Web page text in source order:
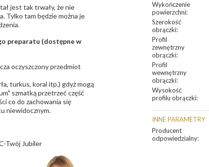
Wykończenie
powierzchni:
Szerokość
obrączki:
Profil
zewnętrzny
obrączki:
Profil
wewnętrzny
obrączki:
Wysokość
profilu obrączki:
INNE PARAMETRY
Producent
odpowiedzialny:
jest tak trwały, że nie
Tylko tam będzie można je
preparatu (dostępne w
oczyszczony przedmiot
turkus, koral itp.) gdyż mogą
szmatką przetrzeć część
co do zachowania się
niewidocznym.
Twój Jubiler